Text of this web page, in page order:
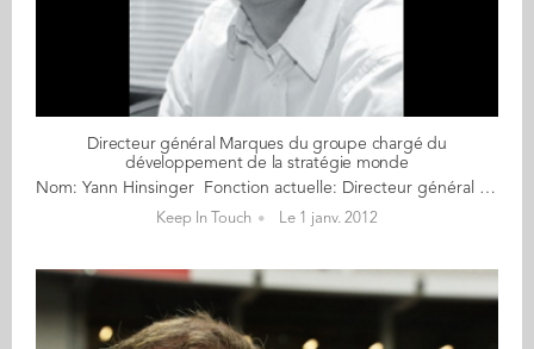
Directeur général Marques du groupe chargé du
développement de la stratégie monde
Nom: Yann Hinsinger Fonction actuelle: Directeur général Marques du Groupe ERAM Diplôme Audencia: GE 91 Nationalité: Française Residence: France Le produit. Peu importe son origine, pourvu qu’il soit de qualité. Peu importe qu’il soit alimentaire, en bois, grand, petit, qu’il soit en laine d’Écosse ou en jersey, pourvu qu’il faille le distribuer… Le produit est – et a toujours été – la passion de Yann Hinsinger. Pas de plan de carrière – des rencontres. Pas de plans tirés sur la comète, mais une ambition : distribuer des produits avec brio. 1991. Alors que certains de ses camarades de promotion fondent sur les grands groupes publics qui s’ouvrent sur l’extérieur – France Télécom/Wanadoo, la Poste… –, alors que d’autres, empruntant la voie royale commerciale, investissent des maisons comme Danone ou Suchard, Yann Hinsinger, seul ou presque, monte au front, direction : la grande distribution. Un choix étrange pour ses contemporains, évident pour lui : “Je partais du principe que le secteur d’activité n’avait finalement que peu d’importance. Ce qui m’intéressait, c’était le marketing produit. J’étais attiré par le produit.“ Et pour y accéder, le mieux est encore de passer par le terrain. Ce que fait Yann Hinsinger. Groupe Mulliez. Auchan. Chef de rayon. Lequel ? “Quand vous entrez chez Auchan, vous ignorez quel rayon vous sera attribué. J’aimais l’alimentaire. J’ai eu le textile homme.“ À 22 ans, il hérite en fait d’une véritable petite PME – “À cette époque-là, chaque rayon était indépendant, vous aviez vos comptes d’exploitation, la responsabilité de votre résultat, vous deviez surveiller et gérer vos achats...“ Les 18 personnes qu’il a sous sa responsabilité l’obligent, par ailleurs, à une formation accélérée et in vivo du management en zone de turbulences. “Les rythmes étaient fous – 13 heures par jour, 6 jours sur 7 ! – mais quelle ambiance…“ Yann Hinsinger aime être au coeur du réacteur. Ça ne lui réussit pas trop mal : il devient référent national pour les acheteurs qui s’apprêtent à partir en Asie, à la centrale d’achat de Villeneuve- d’Ascq. Centrale qui lui fait un appel du pied pour qu’il la rejoigne. Ce n’est pas du goût de son directeur de magasin, qui lui refuse cette mobilité. Mauvaise méthode. Yann Hinsinger n’est pas quelqu’un que l’on retient par la contrainte. “J’ai quitté Auchan et rejoint Pimkie. Acheteur, chef de produit, chef de groupe – un petit d’abord, un gros ensuite – puis directeur des achats.“ Le produit, toujours, qui le propulse vers les hautes sphères. Des questions sur la stratégie, un peu de lassitude aussi, et voilà Yann Hinsinger qui vole vers de nouveaux horizons, après douze ans de bons et loyaux services chezPimkie. Il répond à une annonce parue dans Le Journal du textile et candidate pour le poste de directeur général du groupe ERAM. La marque aux slogans cultes a besoin de se repenser et de faire peau neuve pour renouer avec les bénéfices. Elle prend le taureau par les cornes et charge Yann Hinsinger de restructurer l’entreprise. Les équipes, séduites par cette volonté de modernisation et la pugnacité du nouveau DG, adhèrent immédiatement. “Il y avait une mentalité d’entreprise de production, il fallait entrer dans une logique de distributeurs.“ Les résultats suivent. Le chiffre d’affaires repart. Les bénéfices suivent bientôt. Mais Yann Hinsinger est déjà ailleurs, toujours dans le groupe détenu par la famille Biotteau, mais ailleurs. Tati, colosse aux pieds d’argile – 600 millions d’euros de chiffre d’affaires mais des marges faibles ou inexistantes –, a besoin d’un coup de fouet. Yann Hinsinger applique la même méthode mais en l’adaptant au monde du hard discount. On restructure les équipes afin de former une direction générale de combat capable de voler de ses propres ailes et on rationalise. C’est chose faite en trois ans. Désormais directeur général Marques du groupe, chargé du développement de la stratégie monde et des acquisitions de marques. Yann Hinsinger – tout en gardant un pied dans l’opérationnel, mais comment pourrait- il en être autrement ? – ajoute donc un axe stratégique à sa carrière. En s’appuyant naturellement sur son expérience du terrain. “C’est très intéressant de savoir profiter de son expérience passée pouraller de l’avant.“ Au regard de celle qu’il accumule désormais, la suite risque d’être passionnante !
Keep In Touch Le 1 janv. 2012